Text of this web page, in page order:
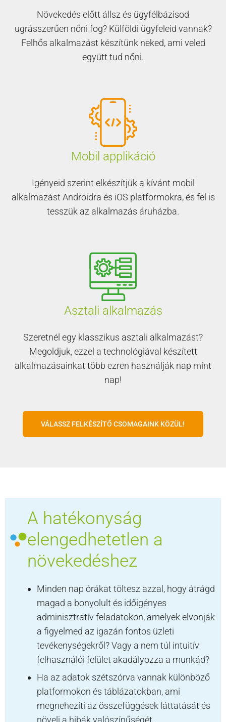
Növekedés előtt állsz és ügyfélbázisod
ugrásszerűen nőni fog? Külföldi ügyfeleid vannak?
Felhős alkalmazást készítünk neked, ami veled
együtt tud nőni.
Mobil applikáció
Igényeid szerint elkészítjük a kívánt mobil
alkalmazást Androidra és iOS platformokra, és fel is
tesszük az alkalmazás áruházba.
Asztali alkalmazás
Szeretnél egy klasszikus asztali alkalmazást?
Megoldjuk, ezzel a technológiával készített
alkalmazásainkat több ezren használják nap mint
nap!
VÁLASSZ FELKÉSZÍTŐ CSOMAGAINK KÖZÜL!
A hatékonyság
elengedhetetlen a
növekedéshez
Minden nap órákat töltesz azzal, hogy átrágd
magad a bonyolult és időigényes
adminisztratív feladatokon, amelyek elvonják
a figyelmed az igazán fontos üzleti
tevékenységekről? Vagy a nem túl intuitív
felhasználói felület akadályozza a munkád?
Ha az adatok szétszórva vannak különböző
platformokon és táblázatokban, ami
megnehezíti az összefüggések láttatását és
növeli a hibák valószínűségét.